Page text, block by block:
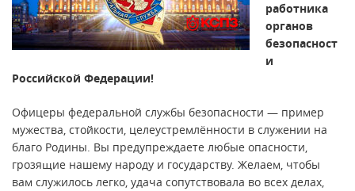
работника
органов
безопасност
и
Российской Федерации!
Офицеры федеральной службы безопасности — пример
мужества, стойкости, целеустремлённости в служении на
благо Родины. Вы предупреждаете любые опасности,
грозящие нашему народу и государству. Желаем, чтобы
вам служилось легко, удача сопутствовала во всех делах,